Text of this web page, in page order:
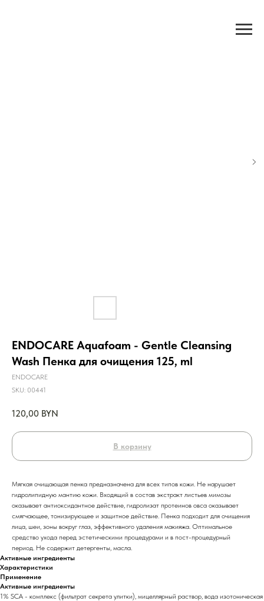
ENDOCARE Aquafoam - Gentle Cleansing
Wash Пенка для очищения 125, ml
ENDOCARE
SKU: 00441
120,00 BYN
В корзину
Мягкая очищающая пенка предназначена для всех типов кожи. Не нарушает
гидролипидную мантию кожи. Входящий в состав экстракт листьев мимозы
оказывает антиоксидантное действие, гидролизат протеинов овса оказывает
смягчающее, тонизирующее и защитное действие. Пенка подходит для очищения
лица, шеи, зоны вокруг глаз, эффективного удаления макияжа. Оптимальное
средство ухода перед эстетическими процедурами и в пост-процедурный
период. Не содержит детергенты, масла.
Активные ингредиенты
Характеристики
Применение
Активные ингредиенты
1% SCA - комплекс (фильтрат секрета улитки), мицеллярный раствор, вода изотоническая